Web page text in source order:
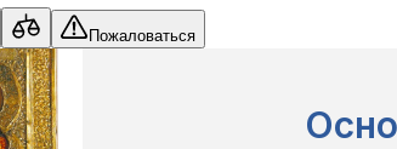
Пожаловаться